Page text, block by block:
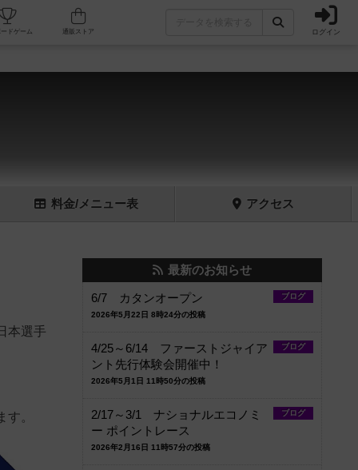
ェ/店舗 人気ボードゲーム ログイン
料金/メニュー表 アクセス
本選手
。
最新のお知らせ
ブログ
6/7 カタンオープン
2026年5月22日 8時24分の投稿
ブログ
4/25～6/14 ファーストジャイア
ント先行体験会開催中！
2026年5月1日 11時50分の投稿
ブログ
2/17～3/1 ナショナルエコノミ
ー ポイントレース
2026年2月16日 11時57分の投稿